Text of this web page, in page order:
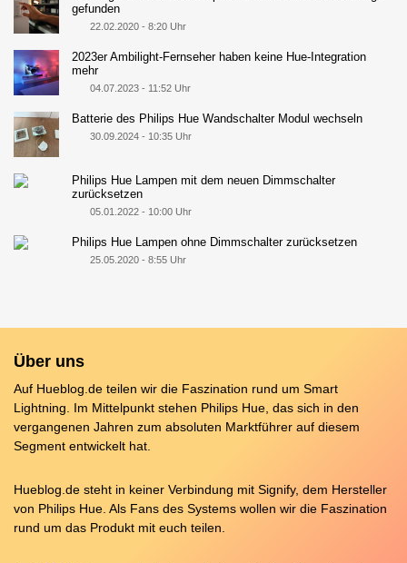
gefunden
22.02.2020 - 8:20 Uhr
2023er Ambilight-Fernseher haben keine Hue-Integration
mehr
04.07.2023 - 11:52 Uhr
Batterie des Philips Hue Wandschalter Modul wechseln
30.09.2024 - 10:35 Uhr
Philips Hue Lampen mit dem neuen Dimmschalter
zurücksetzen
05.01.2022 - 10:00 Uhr
Philips Hue Lampen ohne Dimmschalter zurücksetzen
25.05.2020 - 8:55 Uhr
Über uns
Auf Hueblog.de teilen wir die Faszination rund um Smart
Lightning. Im Mittelpunkt stehen Philips Hue, das sich in den
vergangenen Jahren zum absoluten Marktführer auf diesem
Segment entwickelt hat.
Hueblog.de steht in keiner Verbindung mit Signify, dem Hersteller
von Philips Hue. Als Fans des Systems wollen wir die Faszination
rund um das Produkt mit euch teilen.